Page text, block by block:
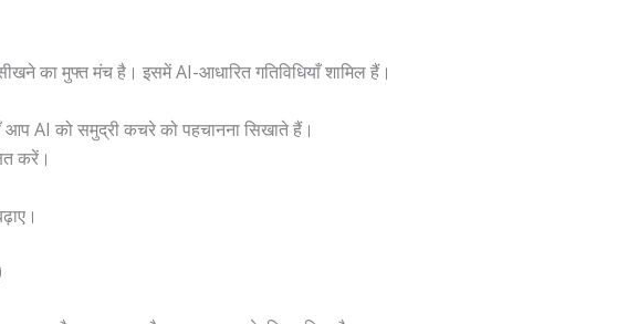
का मुफ्त मंच है। इसमें AI-आधारित गतिविधियाँ शामिल हैं।
AI को समुद्री कचरे को पहचानना सिखाते हैं।
करें।